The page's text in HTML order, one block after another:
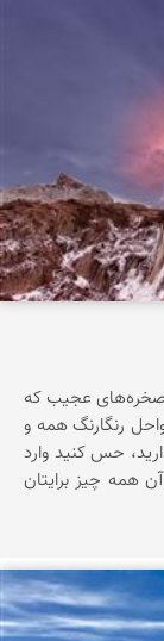
صخره‌های عجیب که
رنگارنگ همه و
حس کنید وارد
همه چیز برایتان